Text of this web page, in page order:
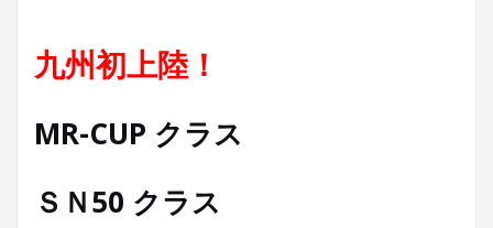
九州初上陸！
MR-CUP クラス
ＳＮ50 クラス